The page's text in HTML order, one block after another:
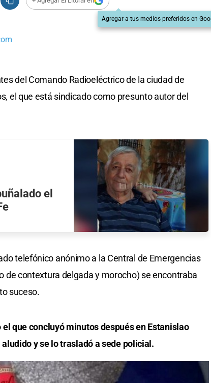
Agregar a tus medios preferidos en
del Comando Radioeléctrico de la ciudad de
el que está sindicado como presunto autor del
el
telefónico anónimo a la Central de Emergencias
de contextura delgada y morocho) se encontraba
suceso.
que concluyó minutos después en Estanislao
y se lo trasladó a sede policial.